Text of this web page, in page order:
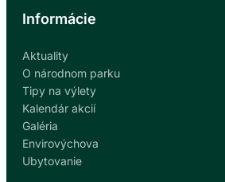
Informácie
Aktuality
O národnom parku
Tipy na výlety
Kalendár akcií
Galéria
Envirovýchova
Ubytovanie